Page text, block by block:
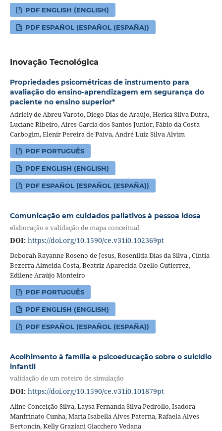
PDF ENGLISH (ENGLISH)
PDF ESPAÑOL (ESPAÑOL (ESPAÑA))
Inovação Tecnológica
Propriedades psicométricas de instrumento para
avaliação do ensino-aprendizagem em segurança do
paciente no ensino superior*
Adriely de Abreu Varoto, Diego Dias de Araújo, Herica Silva Dutra,
Luciane Ribeiro, Aires Garcia dos Santos Junior, Fábio da Costa
Carbogim, Elenir Pereira de Paiva, André Luiz Silva Alvim
PDF PORTUGUÊS
PDF ENGLISH (ENGLISH)
PDF ESPAÑOL (ESPAÑOL (ESPAÑA))
Comunicação em cuidados paliativos à pessoa idosa
elaboração e validação de mapa conceitual
DOI: https://doi.org/10.1590/ce.v31i0.102369pt
Deborah Rayanne Roseno de Jesus, Rosenilda Dias da Silva , Cíntia
Bezerra Almeida Costa, Beatriz Aparecida Ozello Gutierrez,
Edilene Araújo Monteiro
PDF PORTUGUÊS
PDF ENGLISH (ENGLISH)
PDF ESPAÑOL (ESPAÑOL (ESPAÑA))
Acolhimento à família e psicoeducação sobre o suicídio
infantil
validação de um roteiro de simulação
DOI: https://doi.org/10.1590/ce.v31i0.101879pt
Aline Conceição Silva, Laysa Fernanda Silva Pedrollo, Isadora
Manfrinato Cunha, Maria Isabella Alves Paterna, Rafaela Alves
Bertoncin, Kelly Graziani Giacchero Vedana